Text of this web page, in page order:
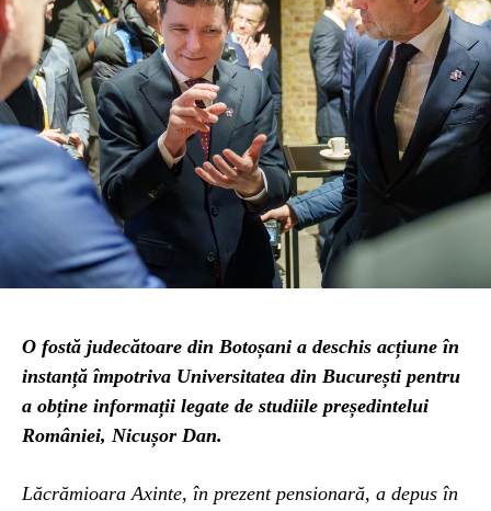
O fostă judecătoare din Botoșani a deschis acțiune în
instanță împotriva Universitatea din București pentru
a obține informații legate de studiile președintelui
României, Nicușor Dan.
Lăcrămioara Axinte, în prezent pensionară, a depus în